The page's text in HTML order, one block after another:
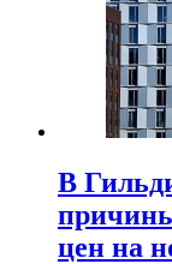
В
цен на